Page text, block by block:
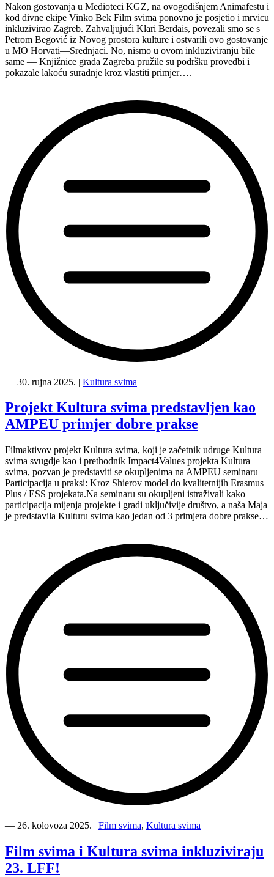
Nakon gostovanja u Medioteci KGZ, na ovogodišnjem Animafestu i
kod divne ekipe Vinko Bek Film svima ponovno je posjetio i mrvicu
inkluzivirao Zagreb. Zahvaljujući Klari Berdais, povezali smo se s
Petrom Begović iz Novog prostora kulture i ostvarili ovo gostovanje
u MO Horvati—Srednjaci. No, nismo u ovom inkluziviranju bile
same — Knjižnice grada Zagreba pružile su podršku provedbi i
pokazale lakoću suradnje kroz vlastiti primjer….
svima
kao
primjer
dobre
na
završnoj
konferenciji
Impact4Values”
― 30. rujna 2025. | Kultura svima
Projekt Kultura svima predstavljen kao
AMPEU primjer dobre prakse
Filmaktivov projekt Kultura svima, koji je začetnik udruge Kultura
svima svugdje kao i prethodnik Impact4Values projekta Kultura
svima, pozvan je predstaviti se okupljenima na AMPEU seminaru
Participacija u praksi: Kroz Shierov model do kvalitetnijih Erasmus
Plus / ESS projekata.Na seminaru su okupljeni istraživali kako
participacija mijenja projekte i gradi uključivije društvo, a naša Maja
je predstavila Kulturu svima kao jedan od 3 primjera dobre prakse…
Kultura
predstavljen
kao
AMPEU
― 26. kolovoza 2025. | Film svima, Kultura svima
Film svima i Kultura svima inkluziviraju
23. LFF!